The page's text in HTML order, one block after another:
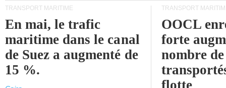
TRANSPORT MARITIME
En mai, le trafic
maritime dans le canal
de Suez a augmenté de
15 %.
TRANSPORT
OOCL
forte
nombre
flotte